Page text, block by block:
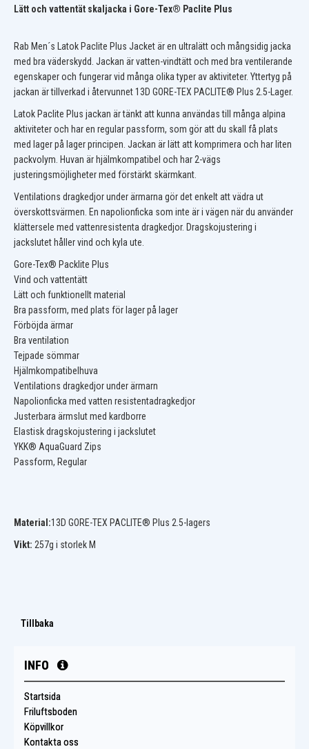
Lätt och vattentät skaljacka i Gore-Tex® Paclite Plus
Rab Men´s Latok Paclite Plus Jacket är en ultralätt och mångsidig jacka
med bra väderskydd. Jackan är vatten-vindtätt och med bra ventilerande
egenskaper och fungerar vid många olika typer av aktiviteter. Yttertyg på
jackan är tillverkad i återvunnet13D GORE-TEX PACLITE® Plus 2.5-Lager.
Latok Paclite Plus jackan är tänkt att kunna användas till många alpina
aktiviteter och har en regular passform, som gör att du skall få plats
med lager på lager principen. Jackan är lätt att komprimera och har liten
packvolym. Huvan är hjälmkompatibel och har 2-vägs
justeringsmöjligheter med förstärkt skärmkant.
Ventilations dragkedjor under ärmarna gör det enkelt att vädra ut
överskottsvärmen. En napolionficka som inte är i vägen när du använder
klättersele med vattenresistenta dragkedjor. Dragskojustering i
jackslutet håller vind och kyla ute.
Gore-Tex® Packlite Plus
Vind och vattentätt
Lätt och funktionellt material
Bra passform, med plats för lager på lager
Förböjda ärmar
Bra ventilation
Tejpade sömmar
Hjälmkompatibelhuva
Ventilations dragkedjor under ärmarn
Napolionficka med vatten resistentadragkedjor
Justerbara ärmslut med kardborre
Elastisk dragskojustering i jackslutet
YKK® AquaGuard Zips
Passform, Regular
Material:13D GORE-TEX PACLITE® Plus 2.5-lagers
Vikt: 257g i storlek M
Tillbaka
INFO
Startsida
Friluftsboden
Köpvillkor
Kontakta oss